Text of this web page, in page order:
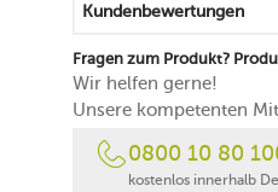
Kundenbewertungen
Fragen zum Produkt?
Wir helfen gerne!
Unsere kompetenten
0800 10 80
kostenlos innerhalb